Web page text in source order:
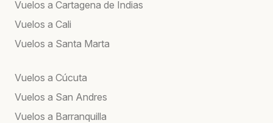
Vuelos a Cartagena de Indias
Vuelos a Cali
Vuelos a Santa Marta
Vuelos a Cúcuta
Vuelos a San Andres
Vuelos a Barranquilla